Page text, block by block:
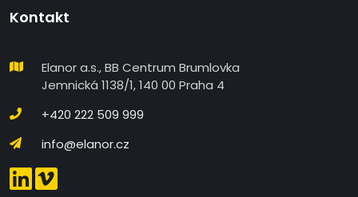
Kontakt
Elanor a.s., BB Centrum Brumlovka
Jemnická 1138/1, 140 00 Praha 4
+420 222 509 999
info@elanor.cz